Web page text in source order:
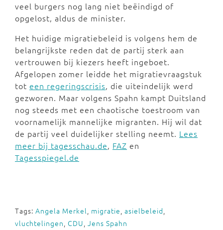
veel burgers nog lang niet beëindigd of
opgelost, aldus de minister.
Het huidige migratiebeleid is volgens hem de
belangrijkste reden dat de partij sterk aan
vertrouwen bij kiezers heeft ingeboet.
Afgelopen zomer leidde het migratievraagstuk
tot een regeringscrisis, die uiteindelijk werd
gezworen. Maar volgens Spahn kampt Duitsland
nog steeds met een chaotische toestroom van
voornamelijk mannelijke migranten. Hij wil dat
de partij veel duidelijker stelling neemt. Lees
meer bij tagesschau.de, FAZ en
Tagesspiegel.de
Tags: Angela Merkel, migratie, asielbeleid,
vluchtelingen, CDU, Jens Spahn